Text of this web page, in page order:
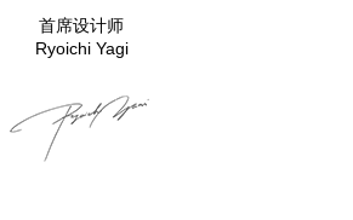
首席设计师
Ryoichi Yagi